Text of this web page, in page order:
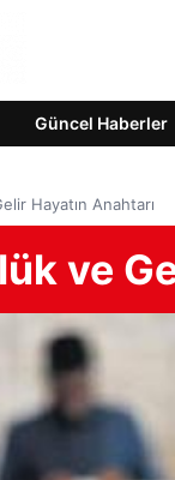
Güncel Haberler
Hayatın Anahtarı
ve